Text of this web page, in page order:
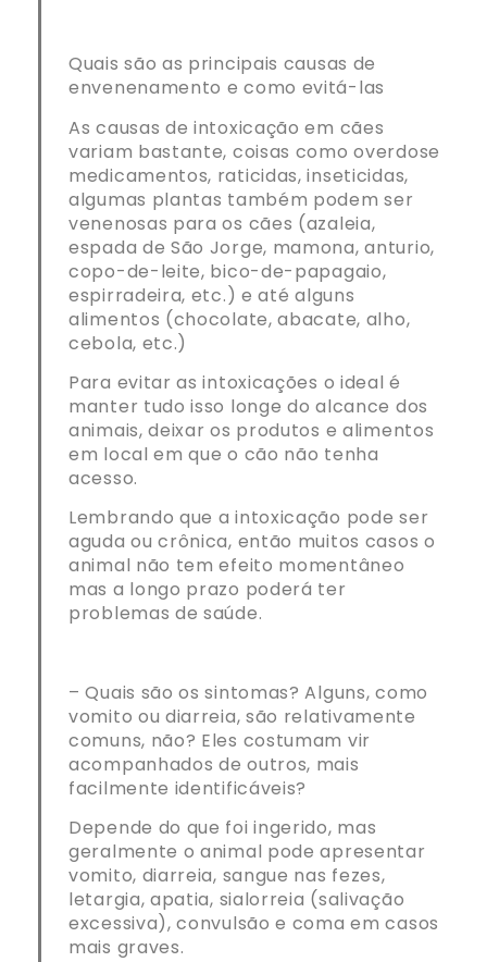
Quais são as principais causas de
envenenamento e como evitá-las
As causas de intoxicação em cães
variam bastante, coisas como overdose
medicamentos, raticidas, inseticidas,
algumas plantas também podem ser
venenosas para os cães (azaleia,
espada de São Jorge, mamona, anturio,
copo-de-leite, bico-de-papagaio,
espirradeira, etc.) e até alguns
alimentos (chocolate, abacate, alho,
cebola, etc.)
Para evitar as intoxicações o ideal é
manter tudo isso longe do alcance dos
animais, deixar os produtos e alimentos
em local em que o cão não tenha
acesso.
Lembrando que a intoxicação pode ser
aguda ou crônica, então muitos casos o
animal não tem efeito momentâneo
mas a longo prazo poderá ter
problemas de saúde.
– Quais são os sintomas? Alguns, como
vomito ou diarreia, são relativamente
comuns, não? Eles costumam vir
acompanhados de outros, mais
facilmente identificáveis?
Depende do que foi ingerido, mas
geralmente o animal pode apresentar
vomito, diarreia, sangue nas fezes,
letargia, apatia, sialorreia (salivação
excessiva), convulsão e coma em casos
mais graves.